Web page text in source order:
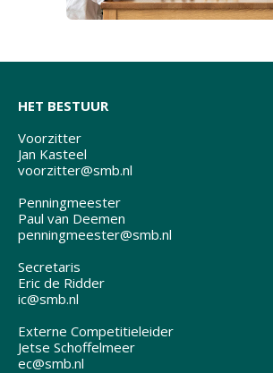
HET BESTUUR
Voorzitter
Jan Kasteel
voorzitter@smb.nl
Penningmeester
Paul van Deemen
penningmeester@smb.nl
Secretaris
Eric de Ridder
ic@smb.nl
Externe Competitieleider
Jetse Schoffelmeer
ec@smb.nl